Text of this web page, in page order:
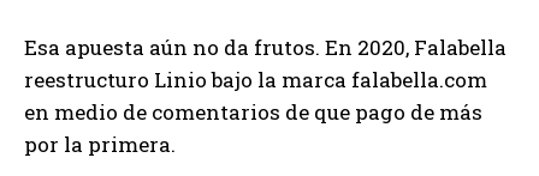
Esa apuesta aún no da frutos. En 2020, Falabella
reestructuro Linio bajo la marca falabella.com
en medio de comentarios de que pago de más
por la primera.